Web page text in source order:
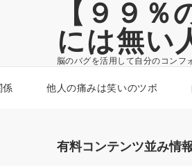
【９９
には無い
脳のバグを活用して自分のコンフ
係 他人の痛みは笑いのツボ
有料コンテンツ並み情